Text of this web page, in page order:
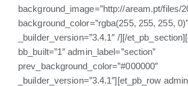
background_image=”http://aream.pt/files/
background_color=”rgba(255, 255, 255, 0)”
_builder_version=”3.4.1″ /][/
bb_built=”1″ admin_label=”section”
prev_background_color=”#000000″
_builder_version=”3.4.1″][et_pb_row